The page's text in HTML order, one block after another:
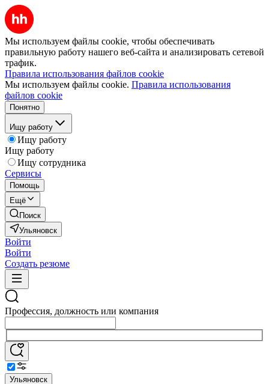
Мы используем файлы cookie, чтобы обеспечивать
правильную работу нашего веб-сайта и анализировать сетевой
трафик.
Правила использования файлов cookie
Мы используем файлы cookie. Правила использования
файлов cookie
Понятно
Ищу работу
Ищу работу
Ищу работу
Ищу сотрудника
Сервисы
Помощь
Ещё
Поиск
Ульяновск
Войти
Войти
Создать резюме
Профессия, должность или компания
Ульяновск